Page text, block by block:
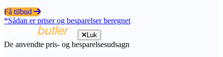
Få tilbud
*Sådan er priser og besparelser beregnet
Luk
De anvendte pris- og besparelsesudsagn